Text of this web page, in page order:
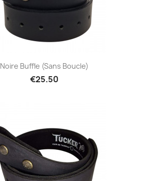
Noire Buffle (sans Boucle)
€25.50